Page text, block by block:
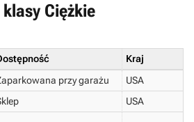
Ciężkie
Kraj
przy garażu
USA
USA